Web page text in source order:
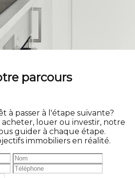
parcours
à passer à l'étape suivante?
louer ou investir, notre
guider à chaque étape.
immobiliers en réalité.